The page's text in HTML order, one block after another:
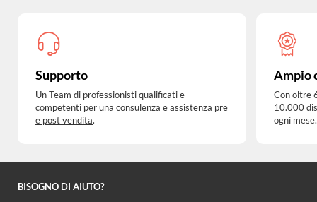
Supporto
Un Team di professionisti qualificati e
competenti per una consulenza e assistenza pre
e post vendita.
Ampio
Con oltre
10.000
ogni mese.
BISOGNO DI AIUTO?